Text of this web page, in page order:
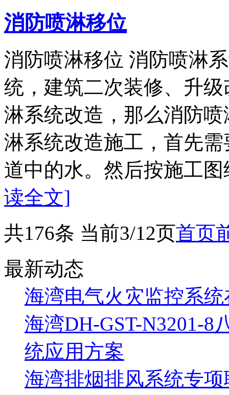
消防喷淋移位
消防喷淋移位 消防喷淋
统，建筑二次装修、升
淋系统改造，那么消防
淋系统改造施工，首先
道中的水。然后按施工
读全文]
共176条 当前3/12页首页
最新动态
海湾电气火灾监控系
海湾DH-GST-N3201-8
统应用方案
海湾排烟排风系统专